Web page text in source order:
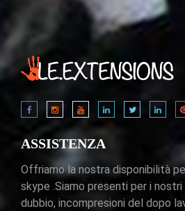
ASSISTENZA
Offriamo la nostra disponibilità
skype .Siamo presenti per i
dubbio, incompresioni del dopo